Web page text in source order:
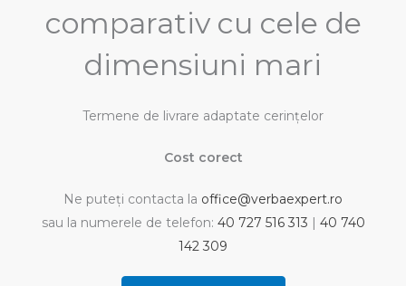
comparativ cu cele de
dimensiuni mari
Termene de livrare adaptate cerinţelor
Cost corect
Ne puteți contacta la office@verbaexpert.ro
sau la numerele de telefon: 40 727 516 313 | 40 740
142 309